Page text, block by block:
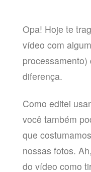
Opa! Hoje te
vídeo com
processamento)
diferença.
Como editei
você também
que
nossas fotos.
do vídeo como